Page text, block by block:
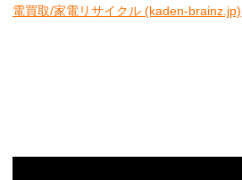
電買取/家電リサイクル (kaden-brainz.jp)